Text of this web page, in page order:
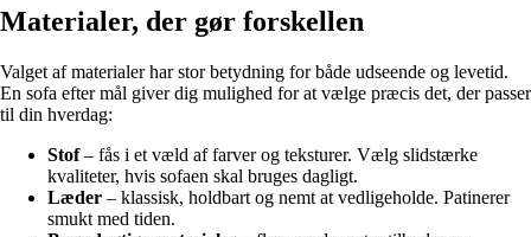
Materialer, der gør forskellen
Valget af materialer har stor betydning for både udseende og levetid.
En sofa efter mål giver dig mulighed for at vælge præcis det, der passer
til din hverdag:
Stof– fås i et væld af farver og teksturer. Vælg slidstærke
kvaliteter, hvis sofaen skal bruges dagligt.
Læder – klassisk, holdbart og nemt at vedligeholde. Patinerer
smukt med tiden.